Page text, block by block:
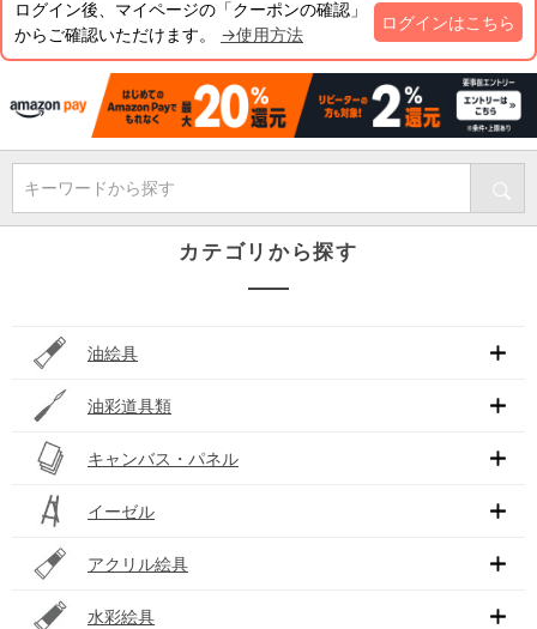
ログイン後、マイページの「クーポンの確認」
からご確認いただけます。 →使用方法
ログインはこちら
キーワードから探す
カテゴリから探す
油絵具
油彩道具類
キャンバス・パネル
イーゼル
アクリル絵具
水彩絵具